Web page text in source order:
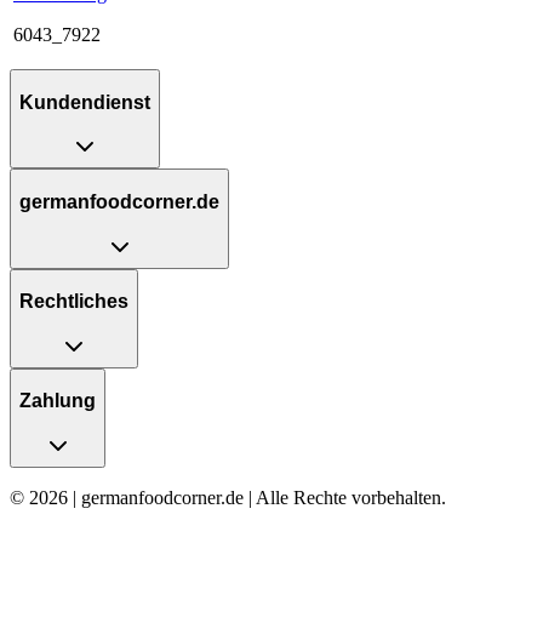
6043_7922
Kundendienst
germanfoodcorner.de
Rechtliches
Zahlung
© 2026 | germanfoodcorner.de | Alle Rechte vorbehalten.